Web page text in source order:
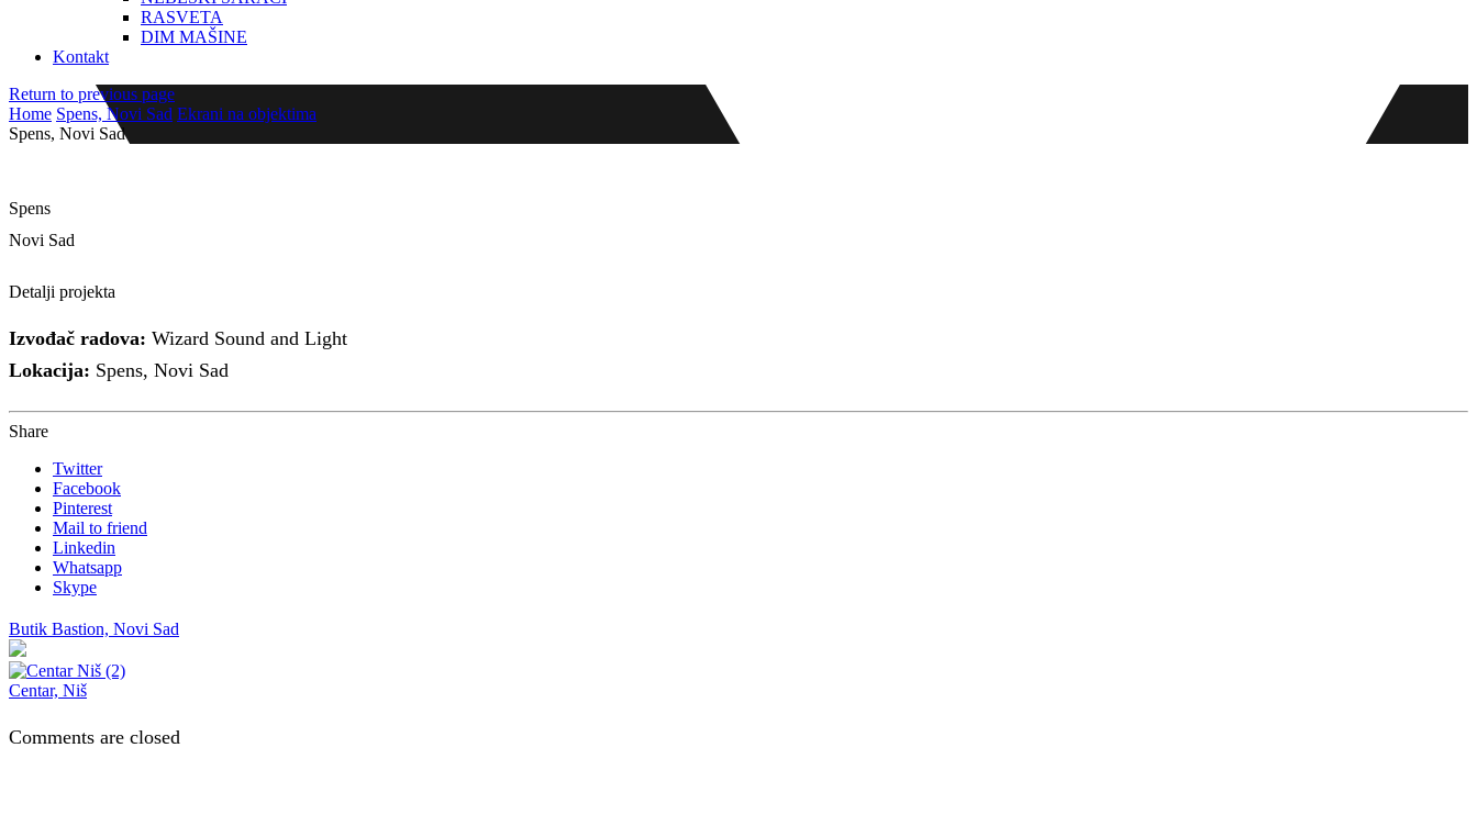
RASVETA
DIM MAŠINE
Kontakt
Return to previous page
Home Spens, Novi Sad Ekrani na objektima
Spens, Novi Sad
Spens
Novi Sad
Detalji projekta
Izvođač radova: Wizard Sound and Light
Lokacija: Spens, Novi Sad
Share
Twitter
Facebook
Pinterest
Mail to friend
Linkedin
Whatsapp
Skype
Butik Bastion, Novi Sad
Centar, Niš
Comments are closed